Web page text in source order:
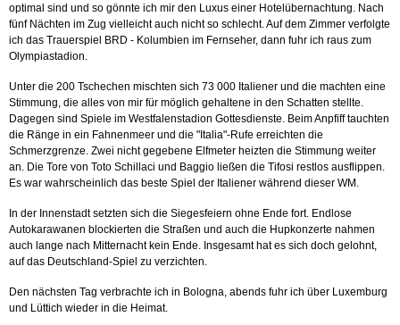
optimal sind und so gönnte ich mir den Luxus einer Hotelübernachtung. Nach
fünf Nächten im Zug vielleicht auch nicht so schlecht. Auf dem Zimmer verfolgte
ich das Trauerspiel BRD - Kolumbien im Fernseher, dann fuhr ich raus zum
Olympiastadion.
Unter die 200 Tschechen mischten sich 73 000 Italiener und die machten eine
Stimmung, die alles von mir für möglich gehaltene in den Schatten stellte.
Dagegen sind Spiele im Westfalenstadion Gottesdienste. Beim Anpfiff tauchten
die Ränge in ein Fahnenmeer und die "Italia"-Rufe erreichten die
Schmerzgrenze. Zwei nicht gegebene Elfmeter heizten die Stimmung weiter
an. Die Tore von Toto Schillaci und Baggio ließen die Tifosi restlos ausflippen.
Es war wahrscheinlich das beste Spiel der Italiener während dieser WM.
In der Innenstadt setzten sich die Siegesfeiern ohne Ende fort. Endlose
Autokarawanen blockierten die Straßen und auch die Hupkonzerte nahmen
auch lange nach Mitternacht kein Ende. Insgesamt hat es sich doch gelohnt,
auf das Deutschland-Spiel zu verzichten.
Den nächsten Tag verbrachte ich in Bologna, abends fuhr ich über Luxemburg
und Lüttich wieder in die Heimat.